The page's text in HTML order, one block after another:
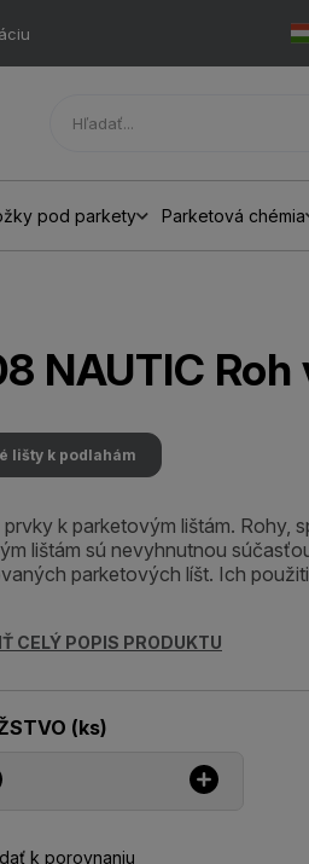
pod parkety Parketová chémia
NAUTIC
lišty k podlahám
k parketovým lištám. Rohy,
lištám sú nevyhnutnou
parketových líšt. Ich
CELÝ POPIS PRODUKTU
(ks)
k porovnaniu